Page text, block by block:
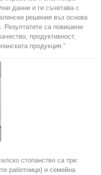
данни и ги съчетава с
решения въз основа
Резултатите са повишени
продуктивност,
продукция.“
стопанство са три:
работници) и семейна